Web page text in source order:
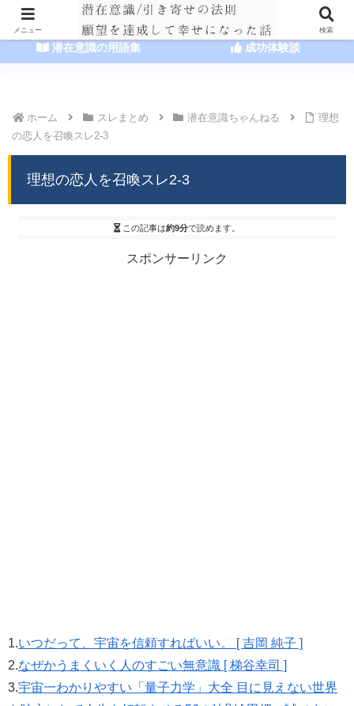
HOME 潜在意識の達人まとめ
潜在意識の用語集 成功体験談
ホーム スレまとめ 潜在意識ちゃんねる
理想
の恋人を召喚スレ2-3
理想の恋人を召喚スレ2-3
この記事は約9分で読めます。
スポンサーリンク
1.いつだって、宇宙を信頼すればいい。 [ 吉岡 純子 ]
2.なぜかうまくいく人のすごい無意識 [ 梯谷幸司 ]
3.宇宙一わかりやすい「量子力学」大全 目に見えない世界
メニュー 検索